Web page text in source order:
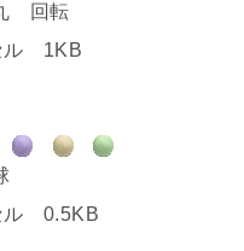
回転
ル 1KB
ル 0.5KB